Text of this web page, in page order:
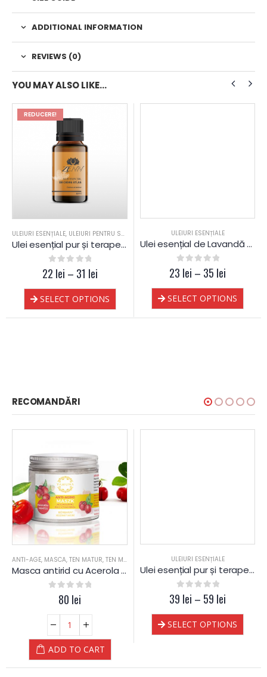
ADDITIONAL INFORMATION
REVIEWS (0)
YOU MAY ALSO LIKE…
REDUCERE!
ULEIURI ESENȚIALE, ULEIURI PENTRU SAUNA
Ulei esențial pur și terapeutic de Cedru Atlas
0 out of 5
22 lei – 31 lei
SELECT OPTIONS
ULEIURI ESENȚIALE
Ulei esențial de Lavandă pur și terapeutic
0 out of 5
23 lei – 35 lei
SELECT OPTIONS
RECOMANDĂRI
ANTI-AGE, MASCA, TEN MATUR, TEN MIXT TEN NORMAL,TEN USCAT
Masca antirid cu Acerola si Vitamina C – Yamuna
out of 5
80 lei
ADD TO CART
ULEIURI ESENȚIALE
Ulei esențial pur și terapeutic de Cimbru ct. thymol
0 out of 5
39 lei – 59 lei
SELECT OPTIONS